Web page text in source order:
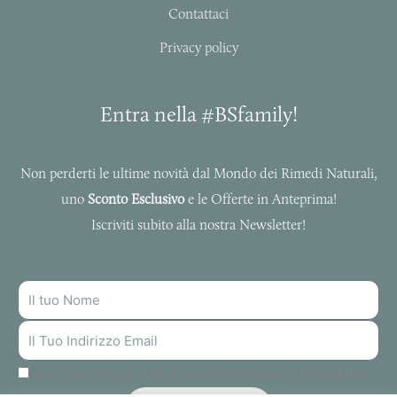
Contattaci
Privacy policy
Entra nella #BSfamily!
Non perderti le ultime novità dal Mondo dei Rimedi Naturali,
uno Sconto Esclusivoe le Offerte in Anteprima!
Iscriviti subito alla nostra Newsletter!
NOME
INDIRIZZO
MAIL